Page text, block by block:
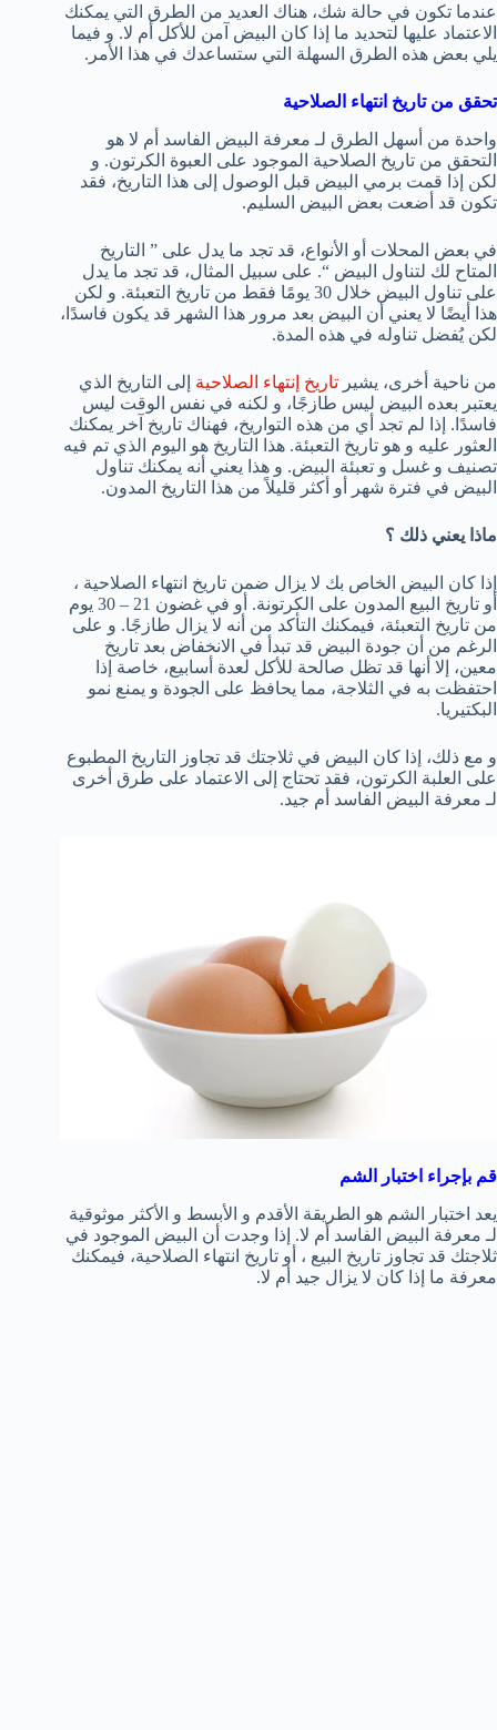
عندما تكون في حالة شك، هناك العديد من الطرق التي يمكنك
الاعتماد عليها لتحديد ما إذا كان البيض آمن للأكل أم لا. و فيما
يلي بعض هذه الطرق السهلة التي ستساعدك في هذا الأمر.
تحقق من تاريخ انتهاء الصلاحية
واحدة من أسهل الطرق لـ معرفة البيض الفاسد أم لا هو
التحقق من تاريخ الصلاحية الموجود على العبوة الكرتون. و
لكن إذا قمت برمي البيض قبل الوصول إلى هذا التاريخ، فقد
تكون قد أضعت بعض البيض السليم.
في بعض المحلات أو الأنواع، قد تجد ما يدل على ” التاريخ
المتاح لك لتناول البيض “. على سبيل المثال، قد تجد ما يدل
على تناول البيض خلال 30 يومًا فقط من تاريخ التعبئة. و لكن
هذا أيضًا لا يعني أن البيض بعد مرور هذا الشهر قد يكون فاسدًا،
لكن يُفضل تناوله في هذه المدة.
من ناحية أخرى، يشير تاريخ إنتهاء الصلاحية إلى التاريخ الذي
يعتبر بعده البيض ليس طازجًا، و لكنه في نفس الوقت ليس
فاسدًا. إذا لم تجد أي من هذه التواريخ، فهناك تاريخ آخر يمكنك
العثور عليه و هو تاريخ التعبئة. هذا التاريخ هو اليوم الذي تم فيه
تصنيف و غسل و تعبئة البيض. و هذا يعني أنه يمكنك تناول
البيض في فترة شهر أو أكثر قليلاً من هذا التاريخ المدون.
ماذا يعني ذلك ؟
إذا كان البيض الخاص بك لا يزال ضمن تاريخ انتهاء الصلاحية ،
أو تاريخ البيع المدون على الكرتونة. أو في غضون 21 – 30 يوم
من تاريخ التعبئة، فيمكنك التأكد من أنه لا يزال طازجًا. و على
الرغم من أن جودة البيض قد تبدأ في الانخفاض بعد تاريخ
معين، إلا أنها قد تظل صالحة للأكل لعدة أسابيع، خاصة إذا
احتفظت به في الثلاجة، مما يحافظ على الجودة و يمنع نمو
البكتيريا.
و مع ذلك، إذا كان البيض في ثلاجتك قد تجاوز التاريخ المطبوع
على العلبة الكرتون، فقد تحتاج إلى الاعتماد على طرق أخرى
لـ معرفة البيض الفاسد أم جيد.
قم بإجراء اختبار الشم
يعد اختبار الشم هو الطريقة الأقدم و الأبسط و الأكثر موثوقية
لـ معرفة البيض الفاسد أم لا. إذا وجدت أن البيض الموجود في
ثلاجتك قد تجاوز تاريخ البيع ، أو تاريخ انتهاء الصلاحية، فيمكنك
معرفة ما إذا كان لا يزال جيد أم لا.